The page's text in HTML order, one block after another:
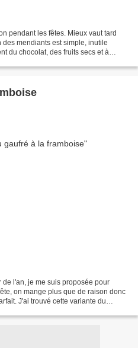
pendant les fêtes. Mieux vaut tard
mendiants est simple, inutile
du chocolat, des fruits secs et à
l'an, je me suis proposée pour
on mange plus que de raison donc
J'ai trouvé cette variante du